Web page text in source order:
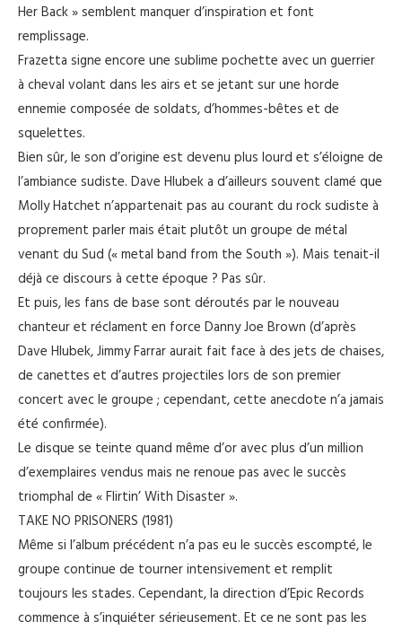
Her Back » semblent manquer d’inspiration et font
remplissage.
Frazetta signe encore une sublime pochette avec un guerrier
à cheval volant dans les airs et se jetant sur une horde
ennemie composée de soldats, d’hommes-bêtes et de
squelettes.
Bien sûr, le son d’origine est devenu plus lourd et s’éloigne de
l’ambiance sudiste. Dave Hlubek a d’ailleurs souvent clamé que
Molly Hatchet n’appartenait pas au courant du rock sudiste à
proprement parler mais était plutôt un groupe de métal
venant du Sud (« metal band from the South »). Mais tenait-il
déjà ce discours à cette époque ? Pas sûr.
Et puis, les fans de base sont déroutés par le nouveau
chanteur et réclament en force Danny Joe Brown (d’après
Dave Hlubek, Jimmy Farrar aurait fait face à des jets de chaises,
de canettes et d’autres projectiles lors de son premier
concert avec le groupe ; cependant, cette anecdote n’a jamais
été confirmée).
Le disque se teinte quand même d’or avec plus d’un million
d’exemplaires vendus mais ne renoue pas avec le succès
triomphal de « Flirtin’ With Disaster ».
TAKE NO PRISONERS (1981)
Même si l’album précédent n’a pas eu le succès escompté, le
groupe continue de tourner intensivement et remplit
toujours les stades. Cependant, la direction d’Epic Records
commence à s’inquiéter sérieusement. Et ce ne sont pas les